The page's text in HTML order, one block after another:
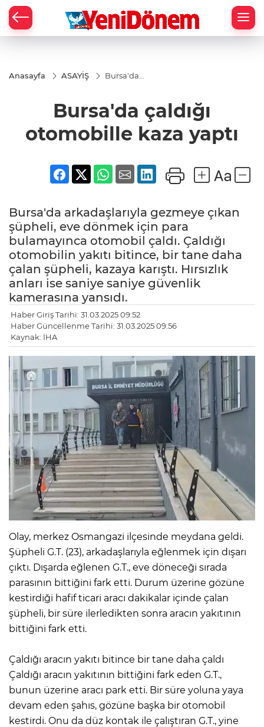
Anasayfa ASAYİŞ
Bursa'da
kaza yaptı
Bursa'da çaldığı
otomobille kaza yaptı
Bursa'da arkadaşlarıyla gezmeye çıkan
şüpheli, eve dönmek için para
bulamayınca otomobil çaldı. Çaldığı
otomobilin yakıtı bitince, bir tane daha
çalan şüpheli, kazaya karıştı. Hırsızlık
anları ise saniye saniye güvenlik
kamerasına yansıdı.
Haber Giriş Tarihi: 31.03.2025 09:52
Haber Güncellenme Tarihi: 31.03.2025 09:56
Kaynak: İHA
Olay, merkez Osmangazi ilçesinde meydana geldi.
Şüpheli G.T. (23), arkadaşlarıyla eğlenmek için dışarı
çıktı. Dışarda eğlenen G.T., eve döneceği sırada
parasının bittiğini fark etti. Durum üzerine gözüne
kestirdiği hafif ticari aracı dakikalar içinde çalan
şüpheli, bir süre ilerledikten sonra aracın yakıtının
bittiğini fark etti.
Çaldığı aracın yakıtı bitince bir tane daha çaldı
Çaldığı aracın yakıtının bittiğini fark eden G.T.,
bunun üzerine aracı park etti. Bir süre yoluna yaya
devam eden şahıs, gözüne başka bir otomobil
kestirdi. Onu da düz kontak ile çalıştıran G.T., yine